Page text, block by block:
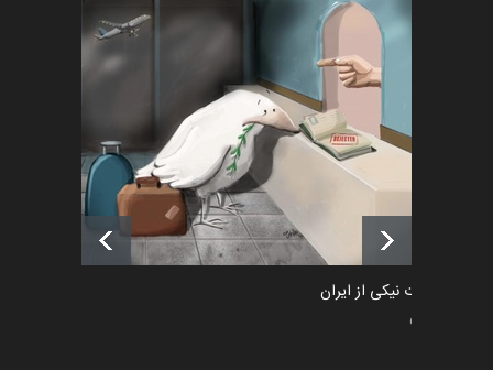
رویداد کارگاهی کارتون و پوستر
«ایران سربلند» به ا…
اخبار 6 ماه قبل
فراخوان رویداد کارگاهی کارتون و
پوستر "ایران سربل…
اخبار 6 ماه قبل
طراوت نیکی از ایران
سیاسی